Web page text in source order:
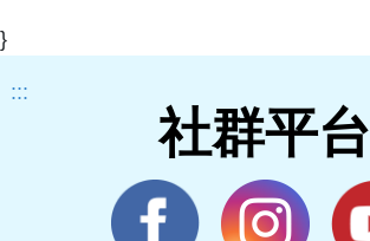
}
:::
社群平台